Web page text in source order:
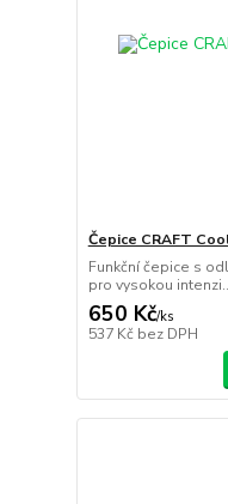
Čepice CRAFT
Funkční čepice s
pro vysokou
650 Kč/ks
537 Kč bez DPH